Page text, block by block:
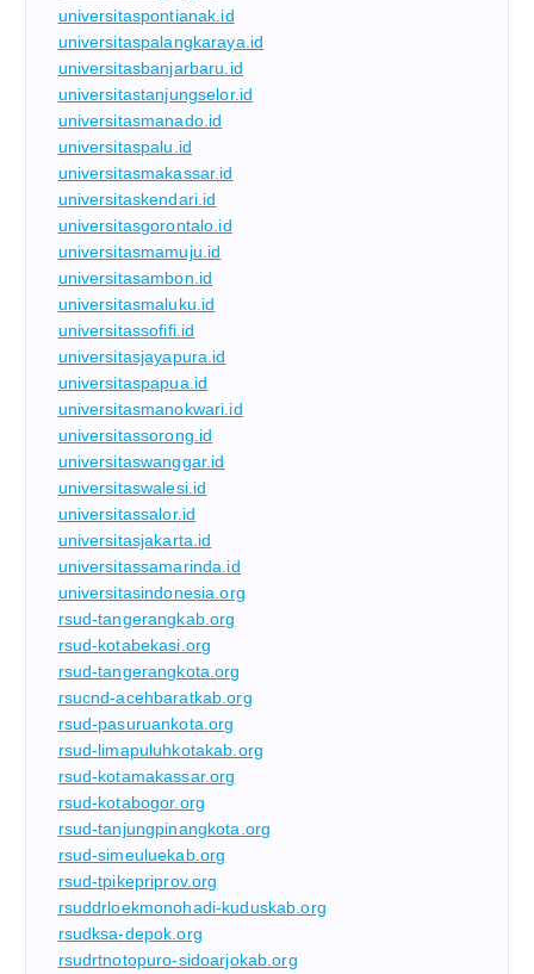
universitaspontianak.id
universitaspalangkaraya.id
universitasbanjarbaru.id
universitastanjungselor.id
universitasmanado.id
universitaspalu.id
universitasmakassar.id
universitaskendari.id
universitasgorontalo.id
universitasmamuju.id
universitasambon.id
universitasmaluku.id
universitassofifi.id
universitasjayapura.id
universitaspapua.id
universitasmanokwari.id
universitassorong.id
universitaswanggar.id
universitaswalesi.id
universitassalor.id
universitasjakarta.id
universitassamarinda.id
universitasindonesia.org
rsud-tangerangkab.org
rsud-kotabekasi.org
rsud-tangerangkota.org
rsucnd-acehbaratkab.org
rsud-pasuruankota.org
rsud-limapuluhkotakab.org
rsud-kotamakassar.org
rsud-kotabogor.org
rsud-tanjungpinangkota.org
rsud-simeuluekab.org
rsud-tpikepriprov.org
rsuddrloekmonohadi-kuduskab.org
rsudksa-depok.org
rsudrtnotopuro-sidoarjokab.org